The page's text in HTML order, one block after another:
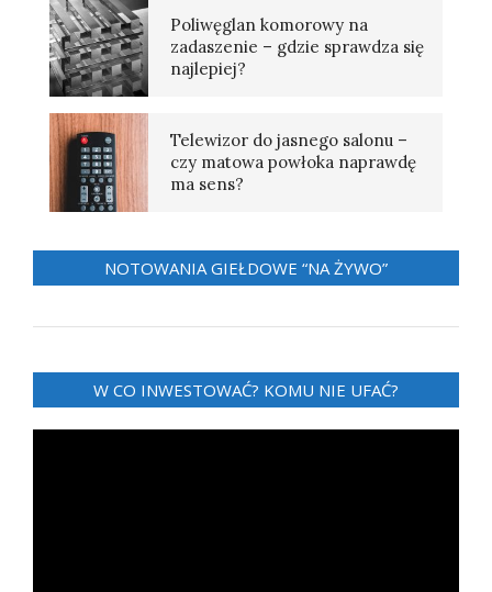
Poliwęglan komorowy na
zadaszenie – gdzie sprawdza się
najlepiej?
Telewizor do jasnego salonu –
czy matowa powłoka naprawdę
ma sens?
NOTOWANIA GIEŁDOWE “NA ŻYWO”
W CO INWESTOWAĆ? KOMU NIE UFAĆ?